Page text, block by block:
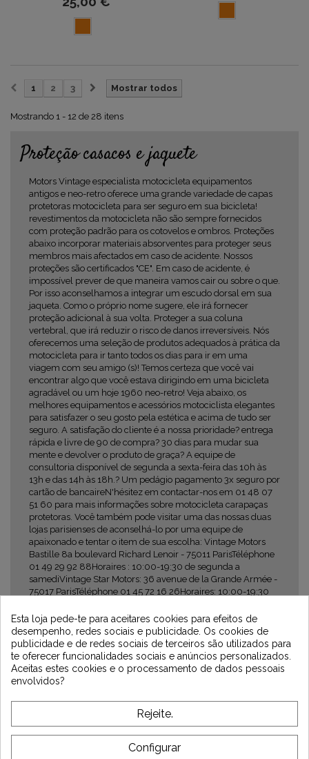
Mostrar todos
1 2 3
Mostrando 1 - 12 de 28 itens
Proteção casacos e jaquete
Motors Vintage especialista motocicleta equipamentos
antigos e neo-retro oferece uma grande variedade de capas
protetoras motocicleta para ser seguro em sua bicicleta!
revestimentos da motocicleta não são sempre fornecidos
com proteção padrão para os cotovelos e ombros. Proteções
abaixo incorporar materiais absorventes para proteger seus
membros mais afectados em caso de acidente. Nossos
proteções são certificados "CE". Em caso de acidente, é
impossível prever de que maneira vamos cair ou sobre o que.
Por isso aconselhamos a integrar um escudo dorsal em sua
jaqueta. Como o próprio nome sugere, ele irá fornecer
proteção adicional à sua volta. Proteger a sua coluna
vertebral, que irá reduzir o risco de danos irreversíveis. Nós
oferecemos uma seleção de produtos adequados à prática da
motocicleta para ir tanto todos os dias para ir em uma
viagem com seu amigo (s)! Temos certeza que você vai
encontrar algo que você estava dirigindo em uma bicicleta
agradável ou um hoje 1960 neo-retro! Veja abaixo, os
melhores equipamentos e acessórios motociclista elegantes
para satisfazer o seu gosto pela estética e acima de tudo ser
seguro. A satisfação do cliente é a nossa prioridade? entrega
rápida e livre de 90 de compra? 30 dias para mudar sua
mente e devolver o produto de graça? A equipe de
consultoria disponível de segunda a sexta-feira das 10h às
13h e das 14h às 18h.? Um pedágio pagamento 3x seguro por
cartão de bancaireN'hésitez em contactar-nos em 01 48 07
51 60 para mais informações sobre motocicleta carapaças
protetoras. Você também pode visitar uma das nossas duas
lojas parisienses de aconselhá-lo por uma equipe de
apaixonado e tentar o item de sua escolha: Vintage Motors
Bastille 8a boulevard Richard Lenoir - 75011 ParisTéléphone
01 49 29 92 88Horaires : 10:00-19:30 de segunda a
samediVintage Star Motors: 36 avenue de la Grande Armée -
75017 ParisTéléphone 01 45 72 16 26Horaires: 10:00-19:30
Newsletter
*Dès 99€ d'achat. En vous abonnant à notre newsletter, vous reconnaissez avoir pris
SOBRE VINTAGE
Esta loja pede-te para aceitares cookies para efeitos de
desempenho, redes sociais e publicidade. Os cookies de
publicidade e de redes sociais de terceiros são utilizados para
te oferecer funcionalidades sociais e anúncios personalizados.
Aceitas estes cookies e o processamento de dados pessoais
envolvidos?
Rejeite.
Configurar